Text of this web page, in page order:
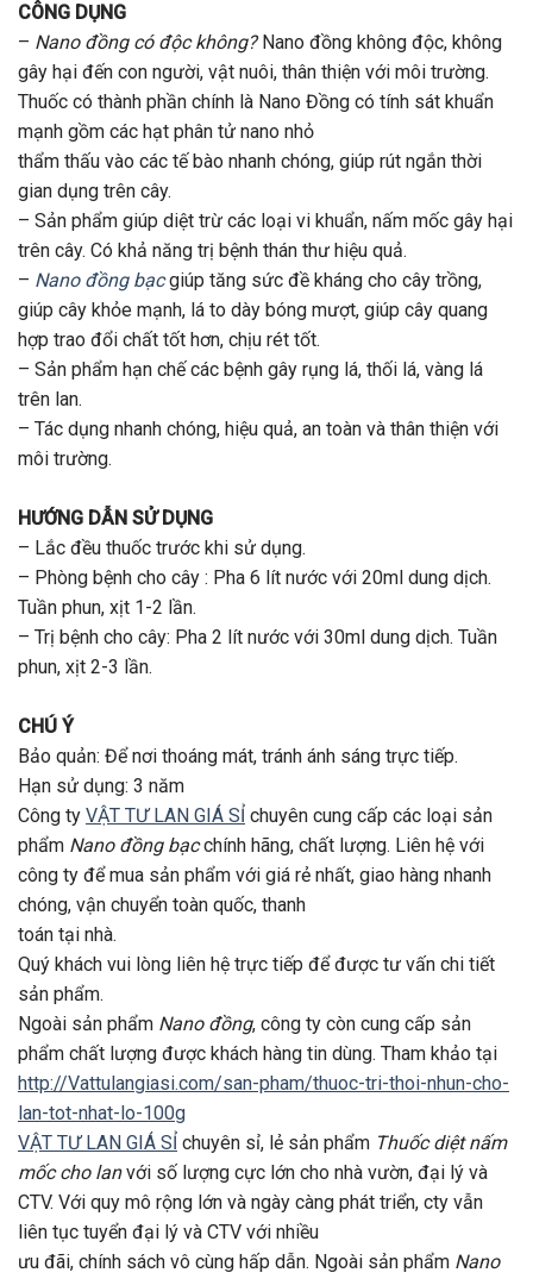
CÔNG DỤNG
– Nano đồng có độc không?Nano đồng không độc, không
gây hại đến con người, vật nuôi, thân thiện với môi trường.
Thuốc có thành phần chính là Nano Đồng có tính sát khuẩn
mạnh gồm các hạt phân tử nano nhỏ
thẩm thấu vào các tế bào nhanh chóng, giúp rút ngắn thời
gian dụng trên cây.
– Sản phẩm giúp diệt trừ các loại vi khuẩn, nấm mốc gây hại
trên cây. Có khả năng trị bệnh thán thư hiệu quả.
– Nano đồng bạcgiúp tăng sức đề kháng cho cây trồng,
giúp cây khỏe mạnh, lá to dày bóng mượt, giúp cây quang
hợp trao đổi chất tốt hơn, chịu rét tốt.
– Sản phẩm hạn chế các bệnh gây rụng lá, thối lá, vàng lá
trên lan.
– Tác dụng nhanh chóng, hiệu quả, an toàn và thân thiện với
môi trường.
HƯỚNG DẪN SỬ DỤNG
– Lắc đều thuốc trước khi sử dụng.
– Phòng bệnh cho cây : Pha 6 lít nước với 20ml dung dịch.
Tuần phun, xịt 1-2 lần.
– Trị bệnh cho cây: Pha 2 lít nước với 30ml dung dịch. Tuần
phun, xịt 2-3 lần.
CHÚ Ý
Bảo quản: Để nơi thoáng mát, tránh ánh sáng trực tiếp.
Hạn sử dụng: 3 năm
Công ty VẬT TƯ LAN GIÁ SỈ chuyên cung cấp các loại sản
phẩm Nano đồng bạcchính hãng, chất lượng. Liên hệ với
công ty để mua sản phẩm với giá rẻ nhất, giao hàng nhanh
chóng, vận chuyển toàn quốc, thanh
toán tại nhà.
Quý khách vui lòng liên hệ trực tiếp để được tư vấn chi tiết
sản phẩm.
Ngoài sản phẩm Nano đồng, công ty còn cung cấp sản
phẩm chất lượng được khách hàng tin dùng. Tham khảo tại
http://Vattulangiasi.com/san-pham/thuoc-tri-thoi-nhun-cho-
lan-tot-nhat-lo-100g
VẬT TƯ LAN GIÁ SỈ chuyên sỉ, lẻ sản phẩm Thuốc diệt nấm
mốc cho lanvới số lượng cực lớn cho nhà vườn, đại lý và
CTV. Với quy mô rộng lớn và ngày càng phát triển, cty vẫn
liên tục tuyển đại lý và CTV với nhiều
ưu đãi, chính sách vô cùng hấp dẫn. Ngoài sản phẩm Nano